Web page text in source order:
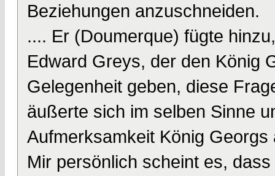
Beziehungen anzuschneiden.
.... Er (Doumerque) fügte
Edward Greys, der den König
Gelegenheit geben, diese
äußerte sich im selben Sinne
Aufmerksamkeit König
Mir persönlich scheint es,